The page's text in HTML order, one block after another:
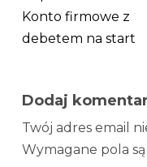
Konto firmowe z
debetem na start
Dodaj
Twój adres email
Wymagane pola